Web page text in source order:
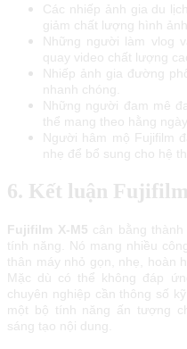
Các nhiếp ảnh gia du
giảm chất lượng hình ảnh.
Những người làm vlog
quay video chất lượng
Nhiếp ảnh gia đường
nhanh chóng.
Những người đam mê
thể mang theo hằng ngày.
Người hâm mộ Fujifilm
nhẹ để bổ sung cho hệ
6. Kết luận
Fujifilm X-M5 cân bằng
tính năng. Nó mang nhiều
thân máy nhỏ gọn, nhẹ, hoàn
Mặc dù có thể không đáp
chuyên nghiệp cần thông số
một bộ tính năng ấn tượng
sáng tạo nội dung.